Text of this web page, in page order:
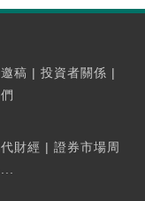
稿 | 投資者關係 |
財經 | 證券市場周